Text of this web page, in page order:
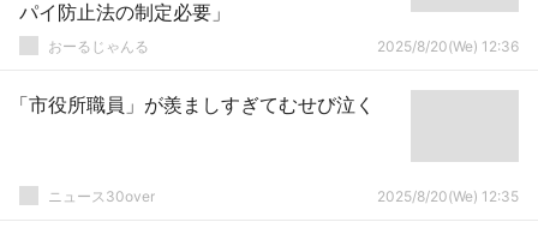
パイ防止法の制定必要」
おーるじゃんる 2025/8/20(We) 12:36
「市役所職員」が羨ましすぎてむせび泣く
ニュース30over 2025/8/20(We) 12:35